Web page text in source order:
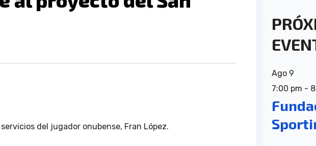
del jugador onubense, Fran López.
Ago 9
7:00 pm -